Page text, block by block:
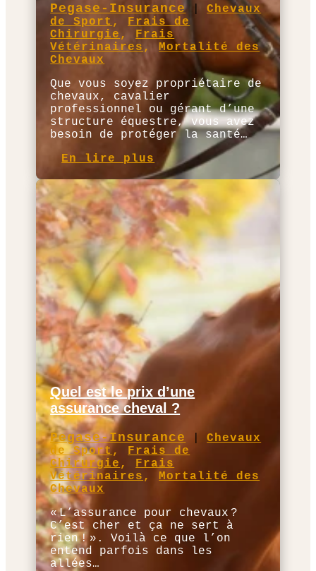
Pegase-Insurance
Chevaux
de Sport , Frais de
Chirurgie , Frais
Vétérinaires ,Mortalité des
Chevaux
Que vous soyez propriétaire de
chevaux, cavalier
professionnel ou gérant d’une
structure équestre, vous avez
besoin de protéger la santé…
En lire plus
Quel est le prix d’une
assurance cheval ?
Pegase-Insurance
Chevaux
de Sport, Frais de
Chirurgie , Frais
Vétérinaires ,Mortalité des
Chevaux
« L’assurance pour chevaux ?
C’est cher et ça ne sert à
rien ! ». Voilà ce que l’on
entend parfois dans les
allées…